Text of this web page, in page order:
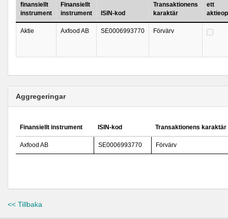
finansiellt
instrument
Finansiellt
instrument
ISIN-kod
Transaktionens
karaktär
ett
Aktie Axfood AB SE0006993770 Förvärv
Aggregeringar
Finansiellt instrument ISIN-kod Transaktionens karaktär
Axfood AB SE0006993770 Förvärv
<< Tillbaka